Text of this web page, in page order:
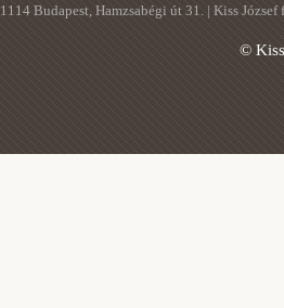
1114 Budapest, Hamzsabégi út 31. | Kiss
©